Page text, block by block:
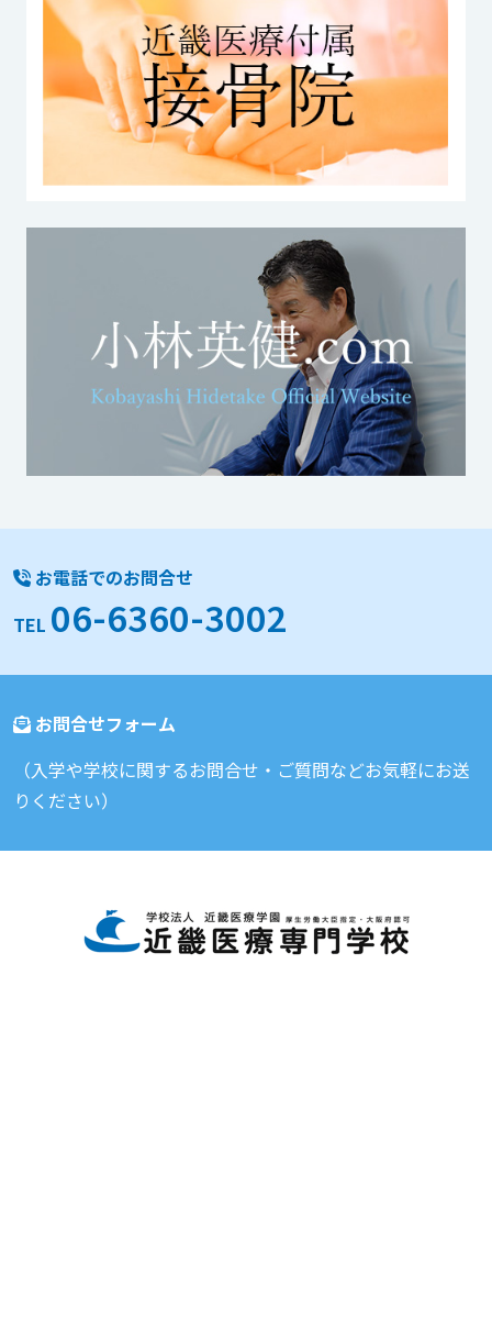
お電話でのお問合せ
TEL 06-6360-3002
お問合せフォーム
（入学や学校に関するお問合せ・ご質問などお気軽にお送
りください）